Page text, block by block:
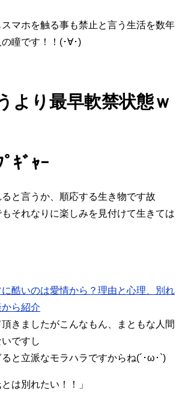
マホを触る事も禁止と言う生活を数年
瞳です！！(･∀･)
より最早軟禁状態ｗ
ｷﾞｬｰ
と言うか、順応する生き物です故
それなりに楽しみを見付けて生きては
酷いのは愛情から？理由と心理、別れ
ら紹介
きましたがこんなもん、まともな人間
ですし
と立派なモラハラですからね(´･ω･`)
は別れたい！！」